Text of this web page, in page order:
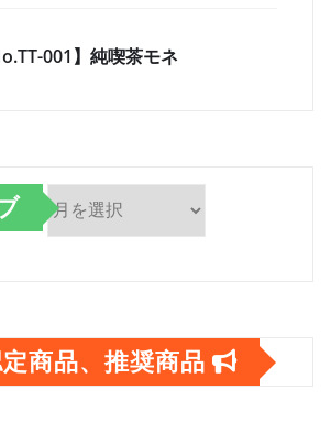
001】純喫茶モネ
商品、推奨商品